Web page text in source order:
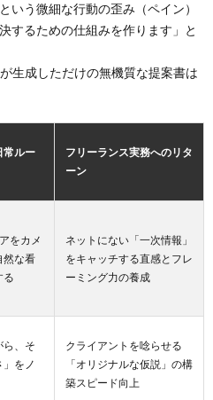
いう微細な行動の歪み（ペイン）
するための仕組みを作ります」と
生成しただけの無機質な提案書は
常ルー
フリーランス実務へのリタ
ーン
をカメ
然な看
る
ネットにない「一次情報」
をキャッチする直感とフレ
ーミング力の養成
ら、そ
をノ
クライアントを唸らせる
「オリジナルな仮説」の構
築スピード向上